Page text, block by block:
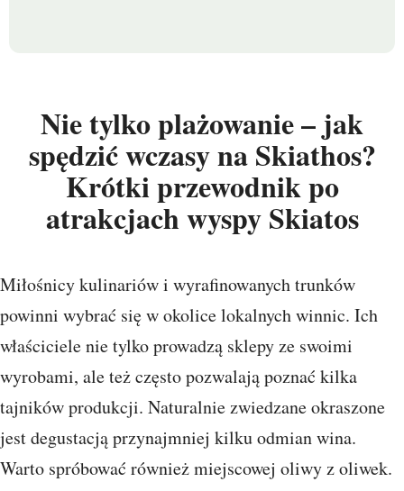
Nie tylko plażowanie – jak
spędzić wczasy na Skiathos?
Krótki przewodnik po
atrakcjach wyspy Skiatos
Miłośnicy kulinariów i wyrafinowanych trunków
powinni wybrać się w okolice lokalnych winnic. Ich
właściciele nie tylko prowadzą sklepy ze swoimi
wyrobami, ale też często pozwalają poznać kilka
tajników produkcji. Naturalnie zwiedzane okraszone
jest degustacją przynajmniej kilku odmian wina.
Warto spróbować również miejscowej oliwy z oliwek.